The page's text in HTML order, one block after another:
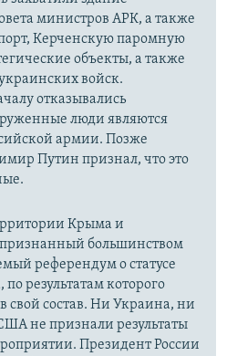
министров АРК, а также
Керченскую паромную
объекты, а также
войск.
отказывались
люди являются
армии. Позже
Путин признал, что это
Крыма и
большинством
референдум о статусе
результатам которого
свой состав. Ни Украина, ни
не признали результаты
Президент России